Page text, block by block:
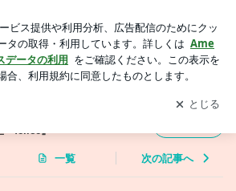
・知育・music play・教室『felice』
して ブログの更新通知
を受け取りまし
開く
『felice』
一覧 次の記事へ